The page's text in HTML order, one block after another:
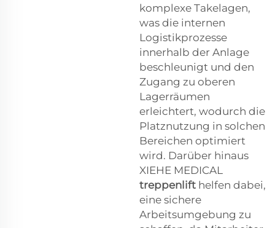
komplexe Takelagen,
was die internen
Logistikprozesse
innerhalb der Anlage
beschleunigt und den
Zugang zu oberen
Lagerräumen
erleichtert, wodurch die
Platznutzung in solchen
Bereichen optimiert
wird. Darüber hinaus
XIEHE MEDICAL
treppenlift helfen dabei,
eine sichere
Arbeitsumgebung zu